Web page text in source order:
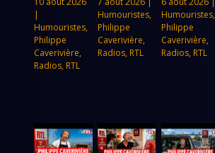
|
Humouristes,
Philippe
Caverivière,
Radios, RTL
Humouristes,
Philippe
Caverivière,
Radios, RTL
Humouristes,
Philippe
Caverivière,
Radios, RTL